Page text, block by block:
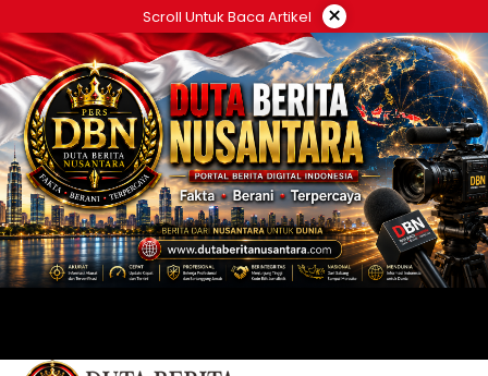
ke
konten
Scroll Untuk Baca Artikel ×